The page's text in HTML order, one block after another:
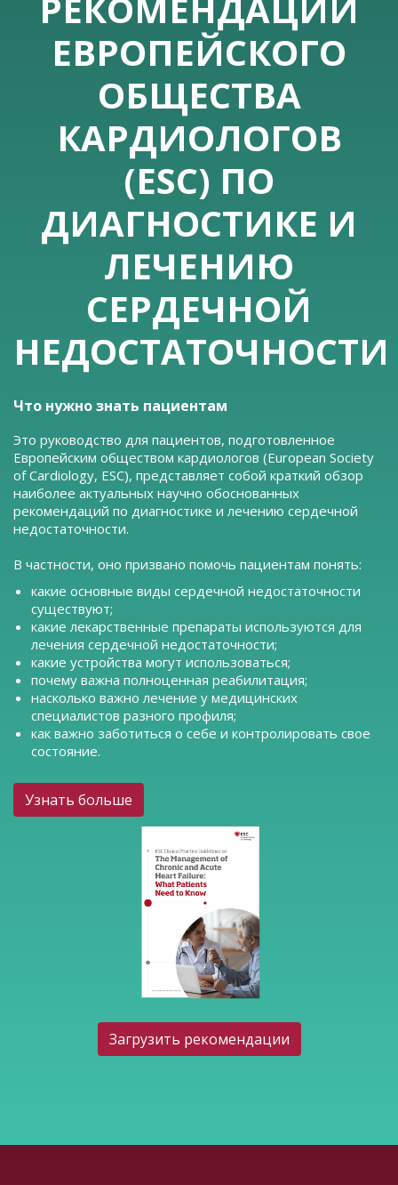
ЕВРОПЕЙСКОГО
ОБЩЕСТВА
КАРДИОЛОГОВ
(ESC) ПО
ДИАГНОСТИКЕ И
ЛЕЧЕНИЮ
СЕРДЕЧНОЙ
НЕДОСТАТОЧНОСТИ
Что нужно знать пациентам
Это руководство для пациентов, подготовленное
Европейским обществом кардиологов (European Society
of Cardiology, ESC), представляет собой краткий обзор
наиболее актуальных научно обоснованных
рекомендаций по диагностике и лечению сердечной
недостаточности.
В частности, оно призвано помочь пациентам понять:
какие основные виды сердечной недостаточности
существуют;
какие лекарственные препараты используются для
лечения сердечной недостаточности;
какие устройства могут использоваться;
почему важна полноценная реабилитация;
насколько важно лечение у медицинских
специалистов разного профиля;
как важно заботиться о себе и контролировать свое
состояние.
Узнать больше
Загрузить рекомендации